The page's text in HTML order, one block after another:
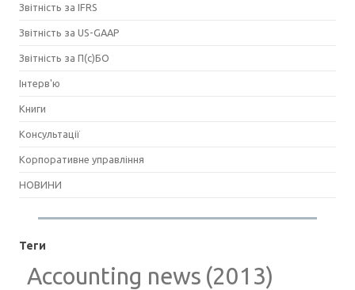
Звітність за IFRS
Звітність за US-GAAP
Звітність за П(с)БО
Інтерв'ю
Книги
Консультації
Корпоративне управління
НОВИНИ
Теги
Accounting news (2013)